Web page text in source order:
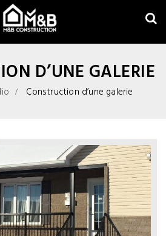
D’UNE GALERIE
Construction d’une galerie